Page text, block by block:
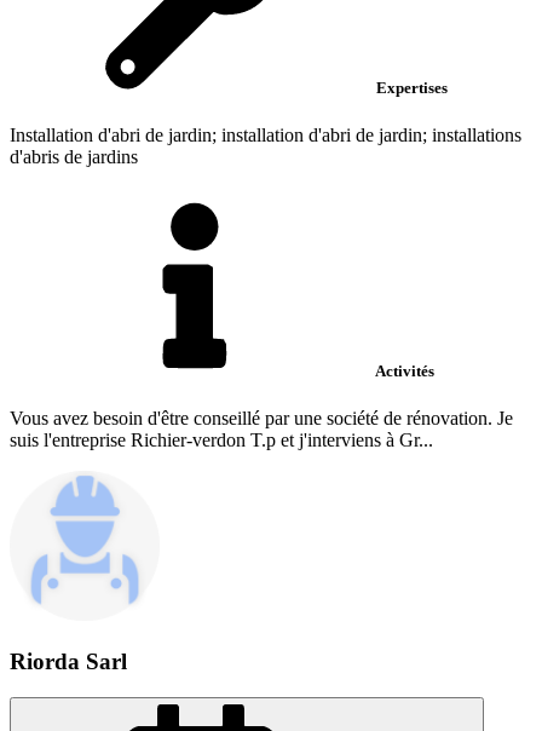
Expertises
Installation d'abri de jardin; installation d'abri de jardin; installations
d'abris de jardins
Activités
Vous avez besoin d'être conseillé par une société de rénovation. Je
suis l'entreprise Richier-verdon T.p et j'interviens à Gr...
Riorda Sarl